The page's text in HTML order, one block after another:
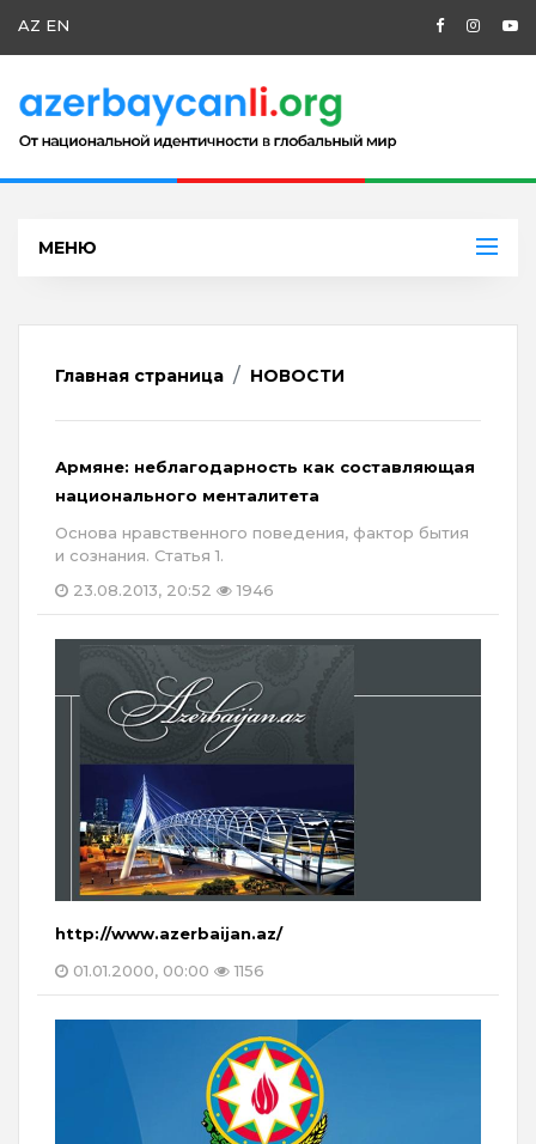
AZ EN
МЕНЮ
Главная страница НОВОСТИ
Армяне: неблагодарность как составляющая
национального менталитета
Основа нравственного поведения, фактор бытия
и сознания. Статья 1.
23.08.2013, 20:52
1946
http://www.azerbaijan.az/
01.01.2000, 00:00
1156